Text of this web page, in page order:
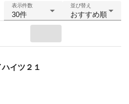
表示件数
30件
並び替え
おすすめ順
ハイツ２１